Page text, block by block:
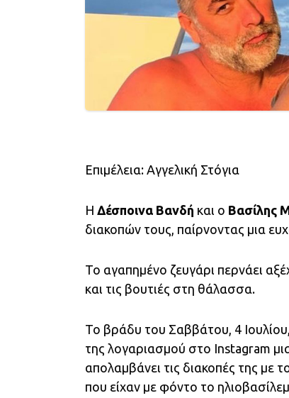
Επιμέλεια: Αγγελική Στόγια
Η Δέσποινα Βανδή και ο Βασίλης
διακοπών τους, παίρνοντας μια
Το αγαπημένο ζευγάρι περνάει
και τις βουτιές στη θάλασσα.
Το βράδυ του Σαββάτου, 4
της λογαριασμού στο Instagram
απολαμβάνει τις διακοπές της με
που είχαν με φόντο το